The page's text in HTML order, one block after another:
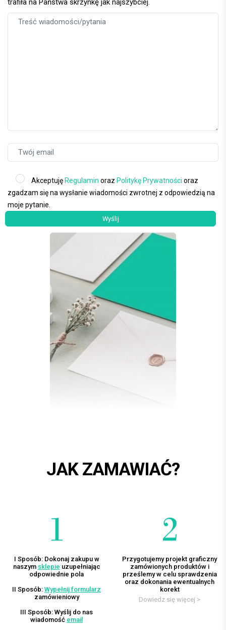
trafiła na Państwa skrzynkę jak najszybciej.
Akceptuję Regulamin oraz Politykę Prywatności oraz
zgadzam się na wysłanie wiadomości zwrotnej z odpowiedzią na
moje pytanie.
JAK ZAMAWIAĆ?
I Sposób: Dokonaj zakupu w
naszym sklepie uzupełniając
odpowiednie pola
II Sposób: Wypełnij formularz
zamówieniowy
III Sposób: Wyślij do nas
wiadomość email
Przygotujemy projekt graficzny
zamówionych produktów i
prześlemy w celu sprawdzenia
oraz dokonania ewentualnych
korekt
Dowiedz się więcej >